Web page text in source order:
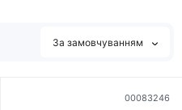
За замовчуванням
00083246